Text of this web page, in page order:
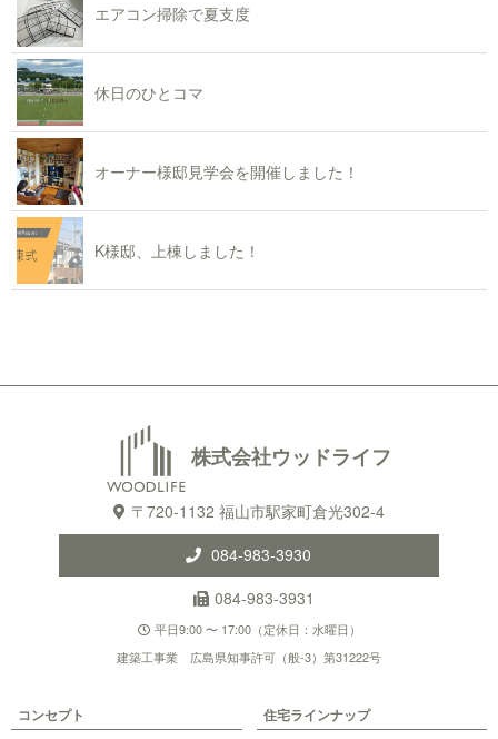
エアコン掃除で夏支度
休日のひとコマ
オーナー様邸見学会を開催しました！
K様邸、上棟しました！
株式会社ウッドライフ
〒720-1132 福山市駅家町倉光302-4
084-983-3930
084-983-3931
平日9:00 〜 17:00（定休日：水曜日）
建築工事業 広島県知事許可（般-3）第31222号
コンセプト 住宅ラインナップ